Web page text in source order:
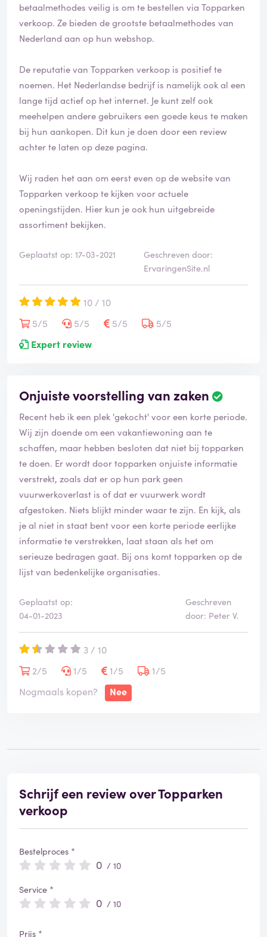
betaalmethodes veilig is om te bestellen via Topparken
verkoop. Ze bieden de grootste betaalmethodes van
Nederland aan op hun webshop.
De reputatie van Topparken verkoop is positief te
noemen. Het Nederlandse bedrijf is namelijk ook al een
lange tijd actief op het internet. Je kunt zelf ook
meehelpen andere gebruikers een goede keus te maken
bij hun aankopen. Dit kun je doen door een review
achter te laten op deze pagina.
Wij raden het aan om eerst even op de website van
Topparken verkoop te kijken voor actuele
openingstijden. Hier kun je ook hun uitgebreide
assortiment bekijken.
Geplaatst op: 17-03-2021
Geschreven door:
ErvaringenSite.nl
10 / 10
5/5
5/5 5/5
5/5
Expert review
Onjuiste voorstelling van zaken
Recent heb ik een plek 'gekocht' voor een korte periode.
Wij zijn doende om een vakantiewoning aan te
schaffen, maar hebben besloten dat niet bij topparken
te doen. Er wordt door topparken onjuiste informatie
verstrekt, zoals dat er op hun park geen
vuurwerkoverlast is of dat er vuurwerk wordt
afgestoken. Niets blijkt minder waar te zijn. En kijk, als
je al niet in staat bent voor een korte periode eerlijke
informatie te verstrekken, laat staan als het om
serieuze bedragen gaat. Bij ons komt topparken op de
lijst van bedenkelijke organisaties.
Geplaatst op:
04-01-2023
Geschreven
door: Peter V.
3 / 10
2/5
1/5 1/5
1/5
Nogmaals kopen?
Nee
Schrijf een review over Topparken
verkoop
Bestelproces *
0 / 10
Service *
0 / 10
Prijs *